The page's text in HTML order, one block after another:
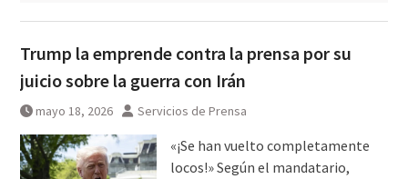
Trump la emprende contra la prensa por su
juicio sobre la guerra con Irán
mayo 18, 2026 Servicios de Prensa
«¡Se han vuelto completamente
locos!» Según el mandatario,